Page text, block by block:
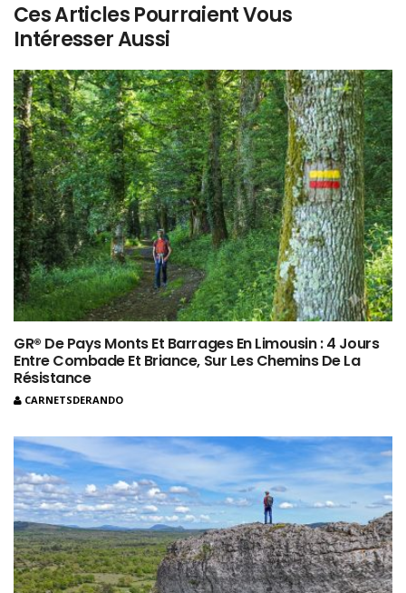
Ces Articles Pourraient Vous
Intéresser Aussi
GR® De Pays Monts Et Barrages En Limousin : 4 Jours
Entre Combade Et Briance, Sur Les Chemins De La
Résistance
CARNETSDERANDO